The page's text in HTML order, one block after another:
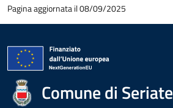
Pagina aggiornata il 08/09/2025
Comune di Seriate